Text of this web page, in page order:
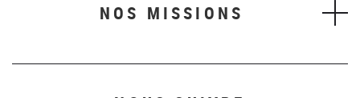
NOS MISSIONS